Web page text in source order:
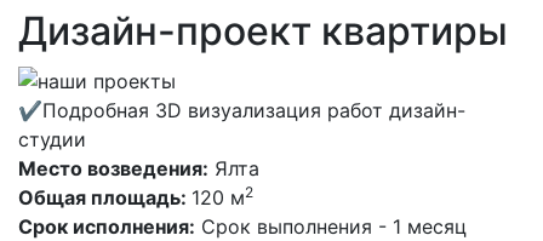
Дизайн-проект квартиры
✔Подробная 3D визуализация работ дизайн-
студии
Место возведения: Ялта
Общая площадь: 120 м2
Срок исполнения: Срок выполнения - 1 месяц